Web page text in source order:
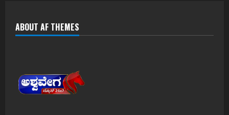
ABOUT AF THEMES